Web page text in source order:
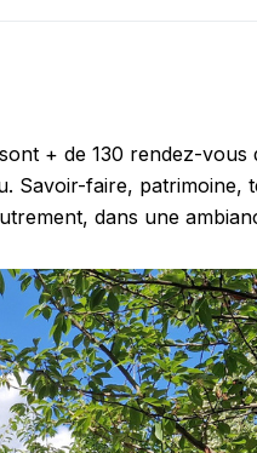
+ de 130 rendez-vous
Savoir-faire,
dans une